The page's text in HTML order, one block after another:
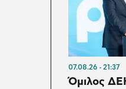
07.08.26 21:37
Όμιλος